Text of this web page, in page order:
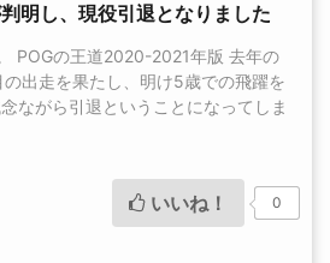
明し、現役引退となりました
POGの王道2020-2021年版 去年の
出走を果たし、明け5歳での飛躍を
ながら引退ということになってしま
いいね！ 0